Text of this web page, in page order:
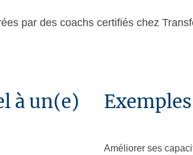
par des coachs certifiés chez
à un(e)
Améliorer ses